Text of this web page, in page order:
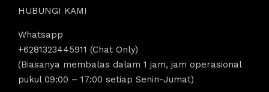
HUBUNGI KAMI
Whatsapp
+6281323445911 (Chat Only)
(Biasanya membalas dalam 1 jam, jam operasional
pukul 09:00 – 17:00 setiap Senin-Jumat)